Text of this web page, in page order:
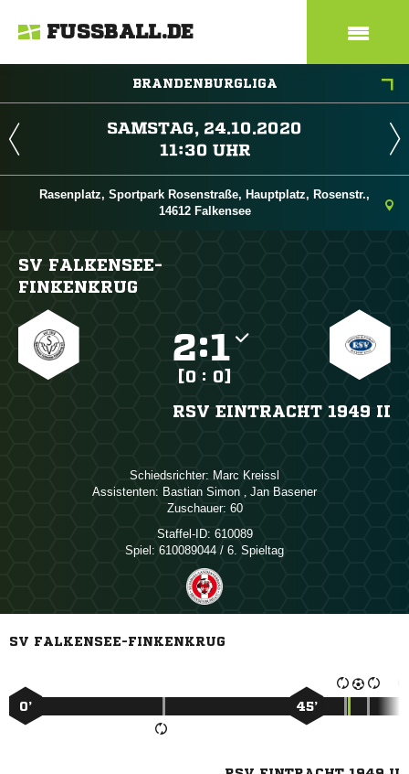
FUSSBALL.DE
BRANDENBURGLIGA
 
 
Rasenplatz, Sportpark Rosenstraße, Hauptplatz, Rosenstr.,
14612 Falkensee
SV FALKENSEE-
FINKENKRUG
:
[0 : 0]
RSV EINTRACHT 1949 II
Schiedsrichter:  
Assistenten:   ,  
Zuschauer: 60
Staffel-ID: 610089
Spiel: 610089044 / 6. Spieltag
SV FALKENSEE-FINKENKRUG
0’ 45’